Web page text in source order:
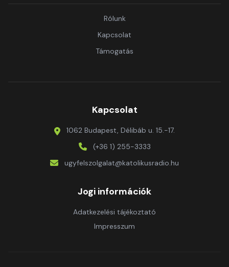
Rólunk
Kapcsolat
Támogatás
Kapcsolat
1062 Budapest, Délibáb u. 15.-17.
(+36 1) 255-3333
ugyfelszolgalat@katolikusradio.hu
Jogi információk
Adatkezelési tájékoztató
Impresszum